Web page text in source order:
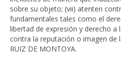
sobre su objeto; (vii) atenten
fundamentales tales como el
libertad de expresión y derecho a
contra la reputación o imagen de
RUIZ DE MONTOYA.